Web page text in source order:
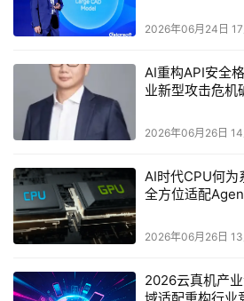
无论您是投资人、数据中心运营方、
你提供一份难得的前沿产业思想交锋
席位有限，欢迎扫描下方二维码报
[2026中国智算产业生态发展年会]
由中国智算产业大会组委会主办，
2026年06月24日
AI重构API安全
业新型攻击危机
2026年06月26日 14
AI时代CPU何为
全方位适配
2026年06月26日
2026云真机产